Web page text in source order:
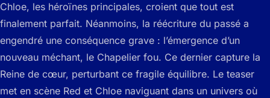
Chloe, les héroïnes principales, croient que tout est
finalement parfait. Néanmoins, la réécriture du passé a
engendré une conséquence grave : l’émergence d’un
nouveau méchant, le Chapelier fou. Ce dernier capture la
Reine de cœur, perturbant ce fragile équilibre. Le teaser
met en scène Red et Chloe naviguant dans un univers où